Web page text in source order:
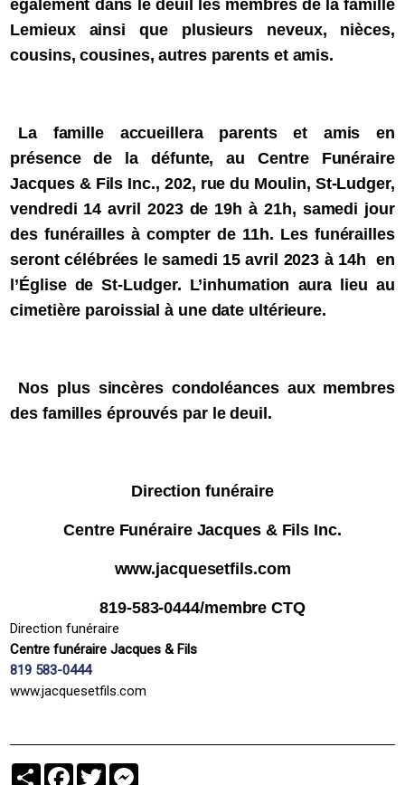
également dans le deuil les membres de la famille
Lemieux ainsi que plusieurs neveux, nièces,
cousins, cousines, autres parents et amis.
La famille accueillera parents et amis en
présence de la défunte, au Centre Funéraire
Jacques & Fils Inc., 202, rue du Moulin, St-Ludger,
vendredi 14 avril 2023 de 19h à 21h, samedi jour
des funérailles à compter de 11h. Les funérailles
seront célébrées le samedi 15 avril 2023 à 14h en
l’Église de St-Ludger. L’inhumation aura lieu au
cimetière paroissial à une date ultérieure.
Nos plus sincères condoléances aux membres
des familles éprouvés par le deuil.
Direction funéraire
Centre Funéraire Jacques & Fils Inc.
www.jacquesetfils.com
819-583-0444/membre CTQ
Direction funéraire
Centre funéraire Jacques & Fils
819 583-0444
www.jacquesetfils.com
PartagerFacebook
Twitter